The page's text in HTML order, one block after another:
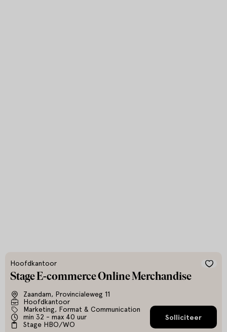
Hoofdkantoor
Stage E-commerce Online Merchandise
Zaandam, Provincialeweg 11
Hoofdkantoor
Marketing, Format & Communication
min 32 - max 40 uur
Stage HBO/WO
Solliciteer